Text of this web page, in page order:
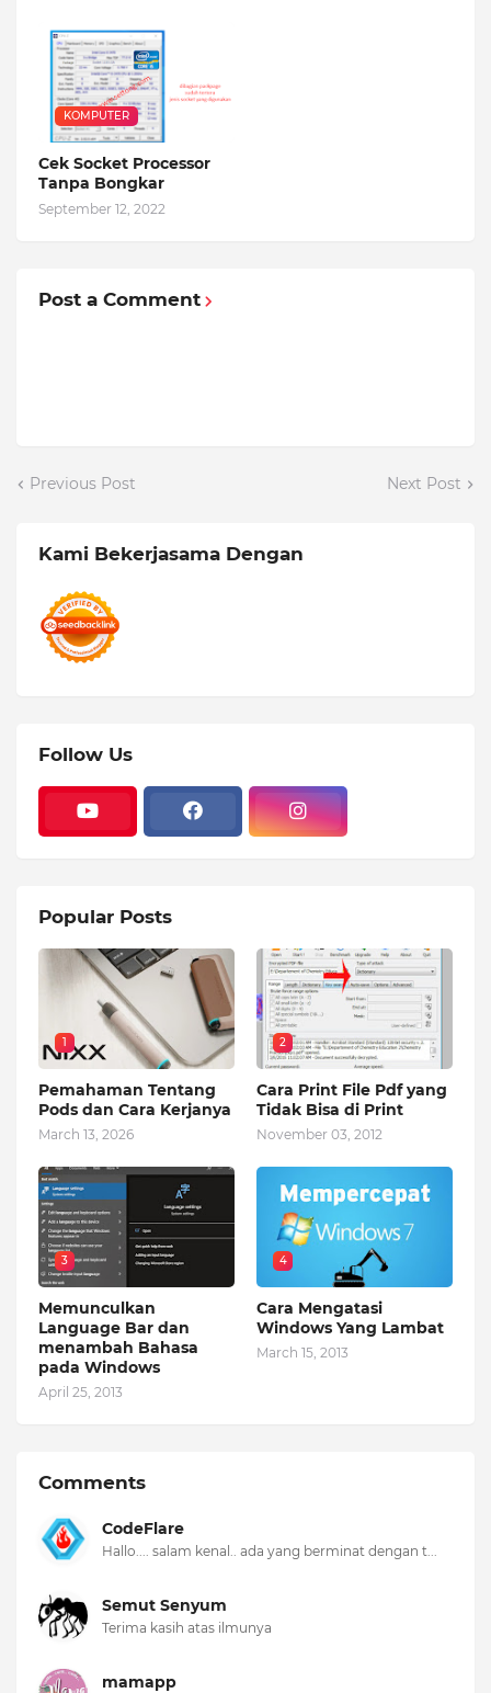
KOMPUTER
Cek Socket Processor
Tanpa Bongkar
September 12, 2022
Post a Comment
Previous Post Next Post
Kami Bekerjasama Dengan
Follow Us
Popular Posts
1
Pemahaman Tentang
Pods dan Cara Kerjanya
March 13, 2026
2
Cara Print File Pdf yang
Tidak Bisa di Print
November 03, 2012
3
Memunculkan
Language Bar dan
menambah Bahasa
pada Windows
April 25, 2013
4
Cara Mengatasi
Windows Yang Lambat
March 15, 2013
Comments
CodeFlare
Hallo.... salam kenal.. ada yang berminat dengan t...
Semut Senyum
Terima kasih atas ilmunya
mamapp